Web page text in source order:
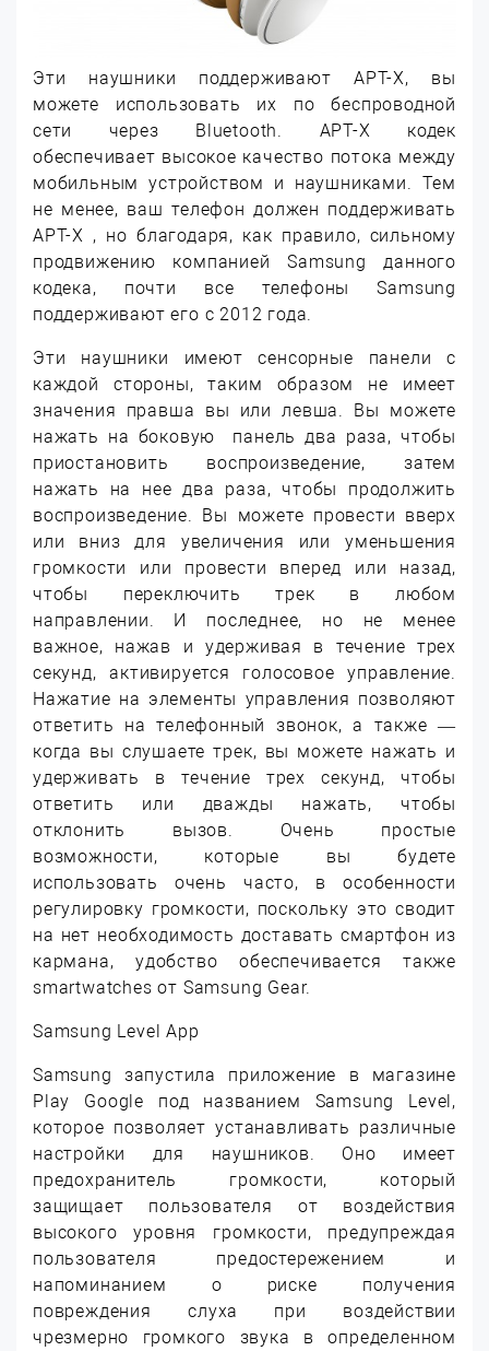
Эти наушники поддерживают APT-X, вы
можете использовать их по беспроводной
сети через Bluetooth. APT-X кодек
обеспечивает высокое качество потока между
мобильным устройством и наушниками. Тем
не менее, ваш телефон должен поддерживать
APT-X , но благодаря, как правило, сильному
продвижению компанией Samsung данного
кодека, почти все телефоны Samsung
поддерживают его с 2012 года.
Эти наушники имеют сенсорные панели с
каждой стороны, таким образом не имеет
значения правша вы или левша. Вы можете
нажать на боковую панель два раза, чтобы
приостановить воспроизведение, затем
нажать на нее два раза, чтобы продолжить
воспроизведение. Вы можете провести вверх
или вниз для увеличения или уменьшения
громкости или провести вперед или назад,
чтобы переключить трек в любом
направлении. И последнее, но не менее
важное, нажав и удерживая в течение трех
секунд, активируется голосовое управление.
Нажатие на элементы управления позволяют
ответить на телефонный звонок, а также —
когда вы слушаете трек, вы можете нажать и
удерживать в течение трех секунд, чтобы
ответить или дважды нажать, чтобы
отклонить вызов. Очень простые
возможности, которые вы будете
использовать очень часто, в особенности
регулировку громкости, поскольку это сводит
на нет необходимость доставать смартфон из
кармана, удобство обеспечивается также
smartwatches от Samsung Gear.
Samsung Level App
Samsung запустила приложение в магазине
Play Google под названием Samsung Level,
которое позволяет устанавливать различные
настройки для наушников. Оно имеет
предохранитель громкости, который
защищает пользователя от воздействия
высокого уровня громкости, предупреждая
пользователя предостережением и
напоминанием о риске получения
повреждения слуха при воздействии
чрезмерно громкого звука в определенном